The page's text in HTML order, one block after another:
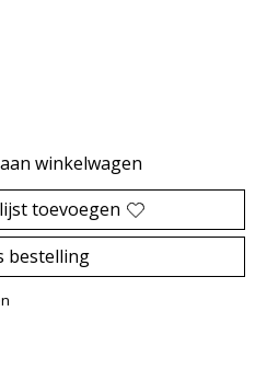
winkelwagen
toevoegen
bestelling